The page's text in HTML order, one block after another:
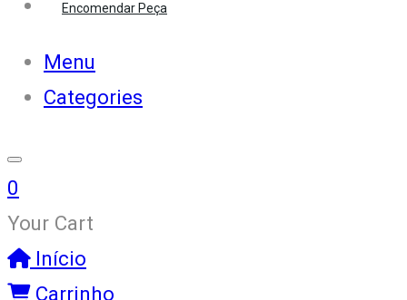
Encomendar Peça
Menu
Categories
0
Your Cart
Início
Carrinho